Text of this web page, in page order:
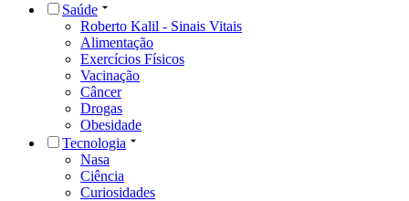
Saúde
Roberto Kalil - Sinais Vitais
Alimentação
Exercícios Físicos
Vacinação
Câncer
Drogas
Obesidade
Tecnologia
Nasa
Ciência
Curiosidades